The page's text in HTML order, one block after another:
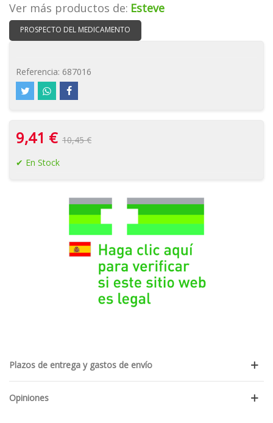
Ver más productos de: Esteve
PROSPECTO DEL MEDICAMENTO
Referencia: 687016
9,41 € 10,45 €
En Stock
Plazos de entrega y gastos de envío
Opiniones